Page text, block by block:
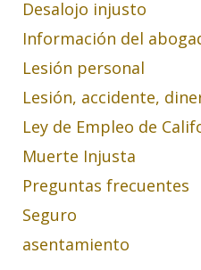
Desalojo injusto
Información del
Lesión personal
Lesión, accidente,
Ley de Empleo de
Muerte Injusta
Preguntas frecuentes
Seguro
asentamiento